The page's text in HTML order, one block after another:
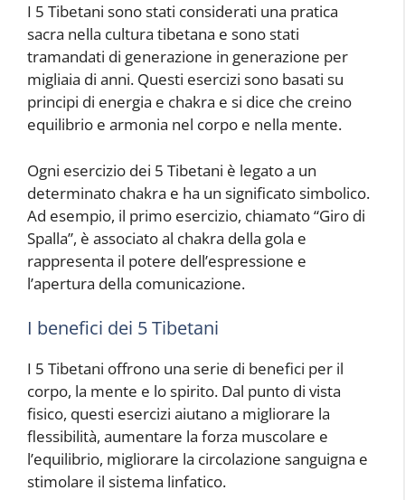
I 5 Tibetani sono stati considerati una pratica
sacra nella cultura tibetana e sono stati
tramandati di generazione in generazione per
migliaia di anni. Questi esercizi sono basati su
principi di energia e chakra e si dice che creino
equilibrio e armonia nel corpo e nella mente.
Ogni esercizio dei 5 Tibetani è legato a un
determinato chakra e ha un significato simbolico.
Ad esempio, il primo esercizio, chiamato “Giro di
Spalla”, è associato al chakra della gola e
rappresenta il potere dell’espressione e
l’apertura della comunicazione.
I benefici dei 5 Tibetani
I 5 Tibetani offrono una serie di benefici per il
corpo, la mente e lo spirito. Dal punto di vista
fisico, questi esercizi aiutano a migliorare la
flessibilità, aumentare la forza muscolare e
l’equilibrio, migliorare la circolazione sanguigna e
stimolare il sistema linfatico.